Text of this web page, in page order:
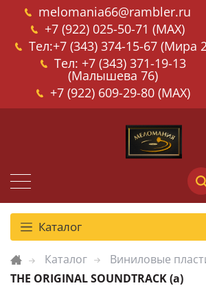
melomania66@rambler.ru
+7 (922) 025-50-71 (MAX)
Тел:+7 (343) 374-15-67 (Мира
Тел: +7 (343) 371-19-13
(Малышева 76)
+7 (922) 609-29-80 (MAX)
Каталог
Каталог Виниловые
THE ORIGINAL SOUNDTRACK (a)